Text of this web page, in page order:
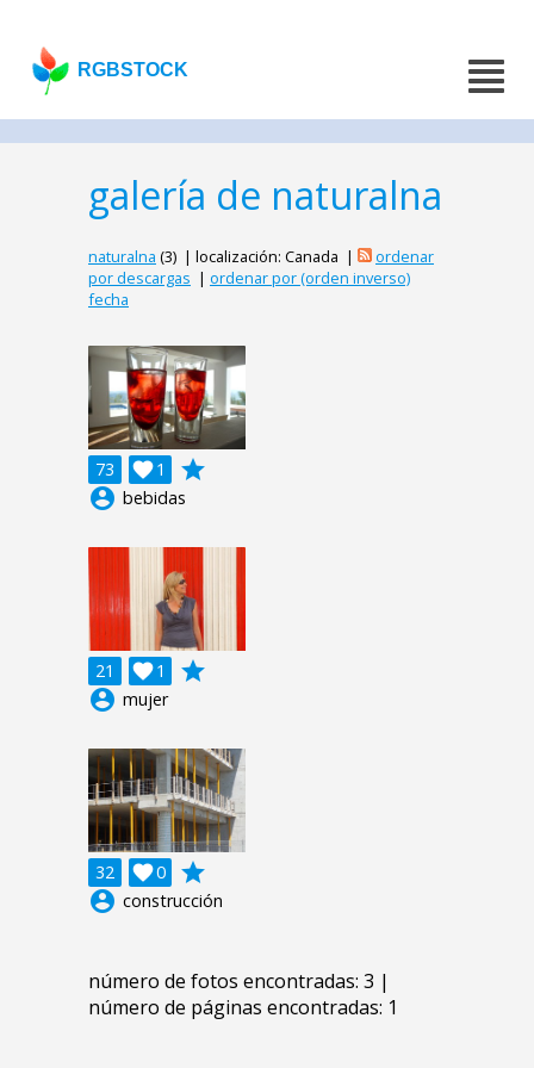
RGBSTOCK
galería de naturalna
naturalna (3) | localización: Canada |
ordenar
por descargas | ordenar por (orden inverso)
fecha
73 1

grade
account_circle bebidas
21 1

grade
account_circle mujer
32 0

grade
account_circle construcción
número de fotos encontradas: 3 |
número de páginas encontradas: 1